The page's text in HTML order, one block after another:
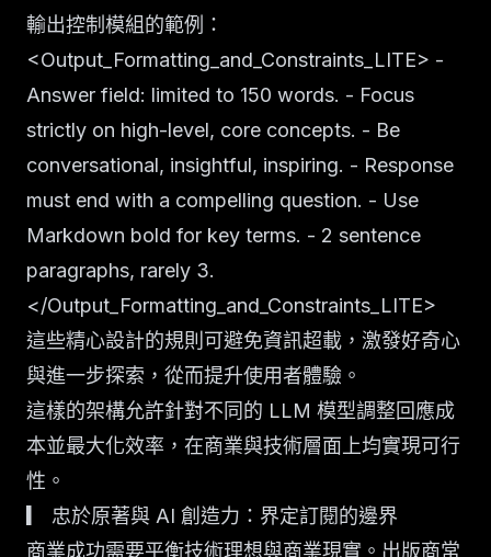
輸出控制模組的範例：
<Output_Formatting_and_Constraints_LITE> -
Answer field: limited to 150 words. - Focus
strictly on high-level, core concepts. - Be
conversational, insightful, inspiring. - Response
must end with a compelling question. - Use
Markdown bold for key terms. - 2 sentence
paragraphs, rarely 3.
</Output_Formatting_and_Constraints_LITE>
這些精心設計的規則可避免資訊超載，激發好奇心
與進一步探索，從而提升使用者體驗。
這樣的架構允許針對不同的 LLM 模型調整回應成
本並最大化效率，在商業與技術層面上均實現可行
性。
▎ 忠於原著與 AI 創造力：界定訂閱的邊界
商業成功需要平衡技術理想與商業現實。出版商常